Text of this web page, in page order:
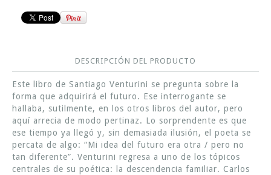
DESCRIPCIÓN DEL PRODUCTO
Este libro de Santiago Venturini se pregunta sobre la
forma que adquirirá el futuro. Ese interrogante se
hallaba, sutilmente, en los otros libros del autor, pero
aquí arrecia de modo pertinaz. Lo sorprendente es que
ese tiempo ya llegó y, sin demasiada ilusión, el poeta se
percata de algo: “Mi idea del futuro era otra / pero no
tan diferente”. Venturini regresa a uno de los tópicos
centrales de su poética: la descendencia familiar. Carlos